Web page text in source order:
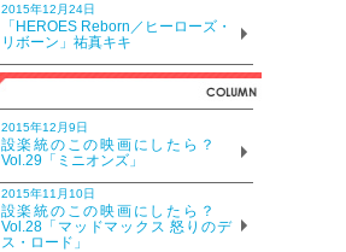
2015年12月24日
「HEROES Reborn／ヒーローズ・
リボーン」祐真キキ
2015年12月9日
設楽統のこの映画にしたら？
Vol.29「ミニオンズ」
2015年11月10日
設楽統のこの映画にしたら？
Vol.28「マッドマックス 怒りのデ
ス・ロード」